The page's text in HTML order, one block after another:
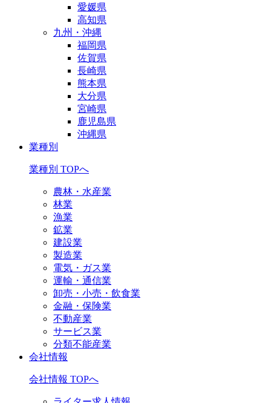
愛媛県
高知県
九州・沖縄
福岡県
佐賀県
長崎県
熊本県
大分県
宮崎県
鹿児島県
沖縄県
業種別
業種別 TOPへ
農林・水産業
林業
漁業
鉱業
建設業
製造業
電気・ガス業
運輸・通信業
卸売・小売・飲食業
金融・保険業
不動産業
サービス業
分類不能産業
会社情報
会社情報 TOPへ